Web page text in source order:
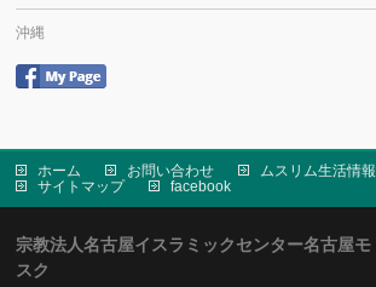
沖縄
ホーム お問い合わせ
ムスリム生活情報
サイトマップ
facebook
宗教法人名古屋イスラミックセンター名古屋モ
スク